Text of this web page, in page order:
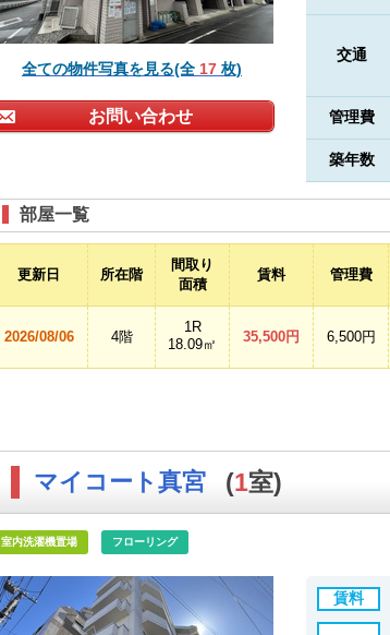
全ての物件写真を見る(全 17 枚)
お問い合わせ
交通
管理費
築年数
部屋一覧
更新日 所在階
間取り
面積
賃料 管理費
2026/08/06 4階
1R
18.09㎡
35,500円 6,500円
マイコート真宮 (1室)
室内洗濯機置場 フローリング
賃料